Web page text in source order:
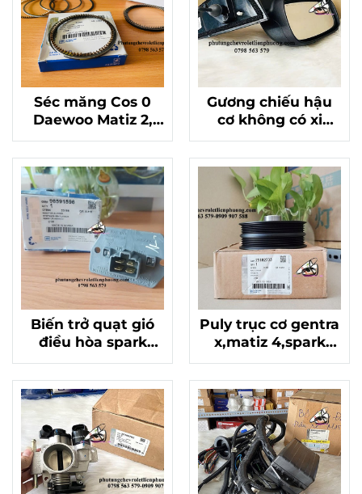
Séc măng Cos 0
Daewoo Matiz 2,
Spark chính hãng
96325192
Gương chiếu hậu
cơ không có xi
nhan chevrolet
spark m300,matiz
4 chính hãng
95016086
Biến trở quạt gió
điều hòa spark
M200 , Matiz 3
chính hãng
96591596
Puly trục cơ gentra
x,matiz 4,spark
chính hãng mã
25182733